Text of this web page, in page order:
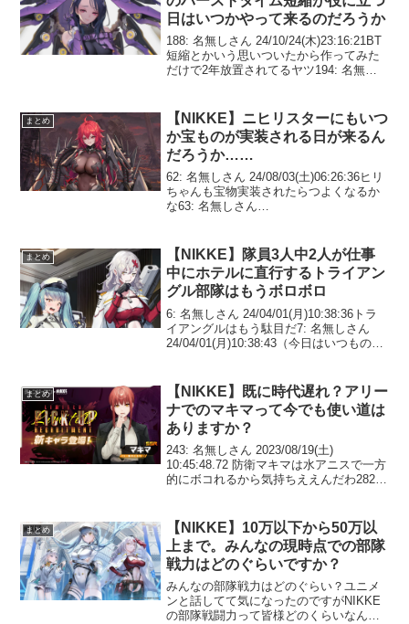
日はいつかやって来るのだろうか
188: 名無しさん 24/10/24(木)23:16:21BT
短縮とかいう思いついたから作ってみた
だけで2年放置されてるヤツ194: 名無し
番...
まとめ
【NIKKE】ニヒリスターにもいつ
か宝ものが実装される日が来るん
だろうか……
62: 名無しさん 24/08/03(土)06:26:36ヒリ
ちゃんも宝物実装されたらつよくなるか
な63: 名無しさん
名無しさん 24/...
まとめ
【NIKKE】隊員3人中2人が仕事
中にホテルに直行するトライアン
グル部隊はもうボロボロ
6: 名無しさん 24/04/01(月)10:38:36トラ
イアングルはもう駄目だ7: 名無しさん
24/04/01(月)10:38:43（今日はいつもの部
まとめ
【NIKKE】既に時代遅れ？アリー
ナでのマキマって今でも使い道は
ありますか？
243: 名無しさん 2023/08/19(土)
10:45:48.72 防衛マキマは水アニスで一方
的にボコれるから気持ちええんだわ282:
まとめ
【NIKKE】10万以下から50万以
上まで。みんなの現時点での部隊
戦力はどのぐらいですか？
みんなの部隊戦力はどのぐらい？ユニメ
ンと話してて気になったのですがNIKKE
の部隊戦闘力って皆様どのくらいなんで